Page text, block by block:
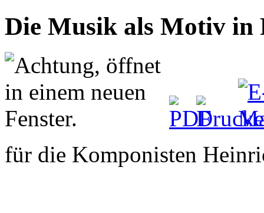
Die Musik als Motiv in
für die Komponisten